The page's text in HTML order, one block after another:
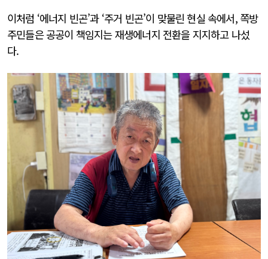
이처럼 ‘에너지 빈곤’과 ‘주거 빈곤’이 맞물린 현실 속에서, 쪽방
주민들은 공공이 책임지는 재생에너지 전환을 지지하고 나섰
다.